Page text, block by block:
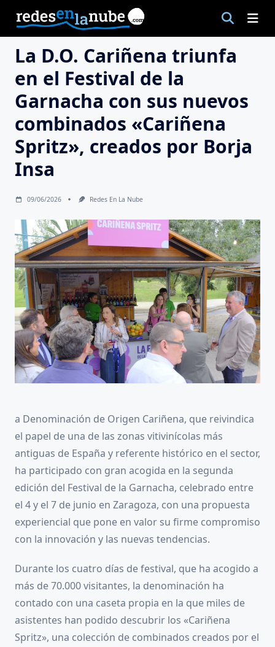
contenido
La D.O. Cariñena triunfa
en el Festival de la
Garnacha con sus nuevos
combinados «Cariñena
Spritz», creados por Borja
Insa
09/06/2026 Redes En La Nube
a Denominación de Origen Cariñena, que reivindica
el papel de una de las zonas vitivinícolas más
antiguas de España y referente histórico en el sector,
ha participado con gran acogida en la segunda
edición del Festival de la Garnacha, celebrado entre
el 4 y el 7 de junio en Zaragoza, con una propuesta
experiencial que pone en valor su firme compromiso
con la innovación y las nuevas tendencias.
Durante los cuatro días de festival, que ha acogido a
más de 70.000 visitantes, la denominación ha
contado con una caseta propia en la que miles de
asistentes han podido descubrir los «Cariñena
Spritz», una colección de combinados creados por el